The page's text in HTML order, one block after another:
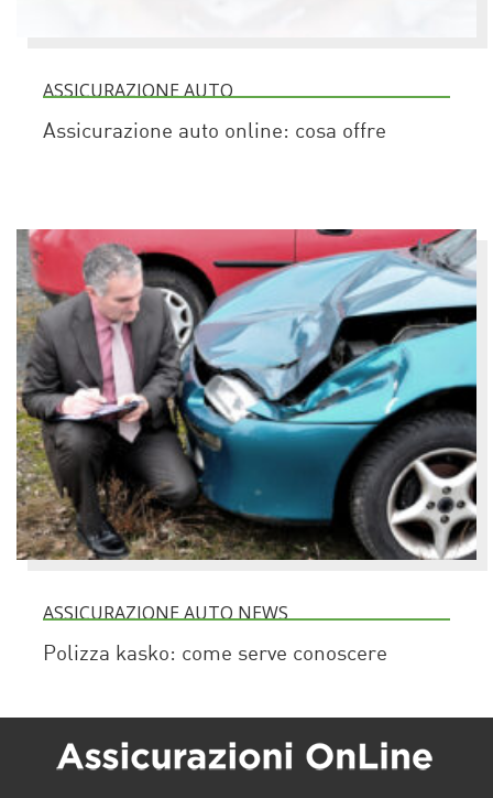
ASSICURAZIONE AUTO
Assicurazione auto online: cosa offre
ASSICURAZIONE AUTO NEWS
Polizza kasko: come serve conoscere